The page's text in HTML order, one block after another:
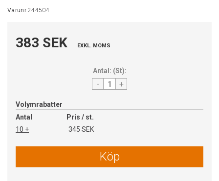
Varunr:244504
383 SEK EXKL. MOMS
Antal: (St):
- +
Volymrabatter
Antal
Pris / st.
10 +
345 SEK
Köp